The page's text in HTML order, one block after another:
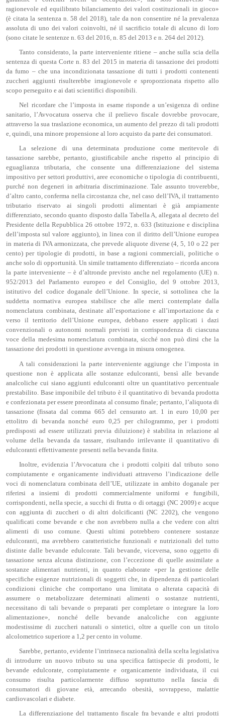
ragionevole ed equilibrato bilanciamento dei valori costituzionali in gioco»
(è citata la sentenza n. 58 del 2018), tale da non consentire né la prevalenza
assoluta di uno dei valori coinvolti, né il sacrificio totale di alcuno di loro
(sono citate le sentenze n. 63 del 2016, n. 85 del 2013 e n. 264 del 2012).
Tanto considerato, la parte interveniente ritiene – anche sulla scia della
sentenza di questa Corte n. 83 del 2015 in materia di tassazione dei prodotti
da fumo – che una incondizionata tassazione di tutti i prodotti contenenti
zuccheri aggiunti risulterebbe irragionevole e sproporzionata rispetto allo
scopo perseguito e ai dati scientifici disponibili.
Nel ricordare che l’imposta in esame risponde a un’esigenza di ordine
sanitario, l’Avvocatura osserva che il prelievo fiscale dovrebbe provocare,
attraverso la sua traslazione economica, un aumento del prezzo di tali prodotti
e, quindi, una minore propensione al loro acquisto da parte dei consumatori.
La selezione di una determinata produzione come meritevole di
tassazione sarebbe, pertanto, giustificabile anche rispetto al principio di
eguaglianza tributaria, che consente una differenziazione del sistema
impositivo per settori produttivi, aree economiche o tipologia di contribuenti,
purché non degeneri in arbitraria discriminazione. Tale assunto troverebbe,
d’altro canto, conferma nella circostanza che, nel caso dell’IVA, il trattamento
tributario riservato ai singoli prodotti alimentari è già ampiamente
differenziato, secondo quanto disposto dalla Tabella A, allegata al decreto del
Presidente della Repubblica 26 ottobre 1972, n. 633 (Istituzione e disciplina
dell’imposta sul valore aggiunto), in linea con il diritto dell’Unione europea
in materia di IVA armonizzata, che prevede aliquote diverse (4, 5, 10 o 22 per
cento) per tipologie di prodotti, in base a ragioni commerciali, politiche o
anche solo di opportunità. Un simile trattamento differenziato – ricorda ancora
la parte interveniente – è d’altronde previsto anche nel regolamento (UE) n.
952/2013 del Parlamento europeo e del Consiglio, del 9 ottobre 2013,
istitutivo del codice doganale dell’Unione. In specie, si sottolinea che la
suddetta normativa europea stabilisce che alle merci contemplate dalla
nomenclatura combinata, destinate all’esportazione e all’importazione da e
verso il territorio dell’Unione europea, debbano essere applicati i dazi
convenzionali o autonomi normali previsti in corrispondenza di ciascuna
voce della medesima nomenclatura combinata, sicché non può dirsi che la
tassazione dei prodotti in questione avvenga in misura omogenea.
A tali considerazioni la parte interveniente aggiunge che l’imposta in
questione non è applicata alle sostanze edulcoranti, bensì alle bevande
analcoliche cui siano aggiunti edulcoranti oltre un quantitativo percentuale
prestabilito. Base imponibile del tributo è il quantitativo di bevanda prodotta
e confezionata per essere preordinata al consumo finale; pertanto, l’aliquota di
tassazione (fissata dal comma 665 del censurato art. 1 in euro 10,00 per
ettolitro di bevanda nonché euro 0,25 per chilogrammo, per i prodotti
predisposti ad essere utilizzati previa diluizione) è stabilita in relazione al
volume della bevanda da tassare, risultando irrilevante il quantitativo di
edulcoranti effettivamente presenti nella bevanda finita.
Inoltre, evidenzia l’Avvocatura che i prodotti colpiti dal tributo sono
compiutamente e organicamente individuati attraverso l’indicazione delle
voci di nomenclatura combinata dell’UE, utilizzate in ambito doganale per
riferirsi a insiemi di prodotti commercialmente uniformi e fungibili,
corrispondenti, nella specie, a succhi di frutta o di ortaggi (NC 2009) e acque
con aggiunta di zuccheri o di altri dolcificanti (NC 2202), che vengono
qualificati come bevande e che non avrebbero nulla a che vedere con altri
alimenti di uso comune. Questi ultimi potrebbero contenere sostanze
edulcoranti, ma avrebbero caratteristiche funzionali e nutrizionali del tutto
distinte dalle bevande edulcorate. Tali bevande, viceversa, sono oggetto di
tassazione senza alcuna distinzione, con l’eccezione di quelle assimilate a
sostanze alimentari nutrienti, in quanto elaborate «per la gestione delle
specifiche esigenze nutrizionali di soggetti che, in dipendenza di particolari
condizioni cliniche che comportano una limitata o alterata capacità di
assumere o metabolizzare determinati alimenti o sostanze nutrienti,
necessitano di tali bevande o preparati per completare o integrare la loro
alimentazione», nonché delle bevande analcoliche con aggiunte
modestissime di zuccheri naturali o sintetici, oltre a quelle con un titolo
alcolometrico superiore a 1,2 per cento in volume.
Sarebbe, pertanto, evidente l’intrinseca razionalità della scelta legislativa
di introdurre un nuovo tributo su una specifica fattispecie di prodotti, le
bevande edulcorate, compiutamente e organicamente individuata, il cui
consumo risulta particolarmente diffuso soprattutto nella fascia di
consumatori di giovane età, arrecando obesità, sovrappeso, malattie
cardiovascolari e diabete.
La differenziazione del trattamento fiscale fra bevande e altri prodotti